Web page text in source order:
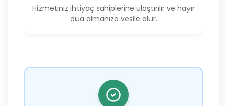
Hizmetiniz ihtiyaç sahiplerine ulaştırılır ve hayır
dua almanıza vesile olur.